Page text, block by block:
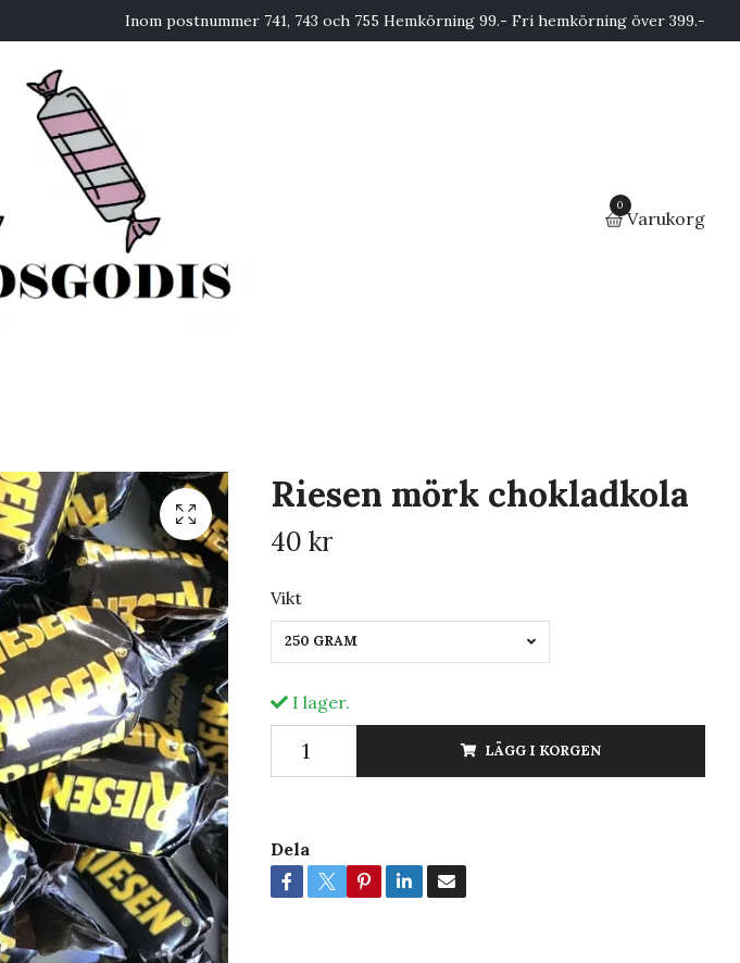
Inom postnummer 741, 743 och 755 Hemkörning 99.- Fri hemkörning över 399.-
0
Varukorg
Riesen mörk chokladkola
40 kr
Vikt
250 GRAM
I lager.
LÄGG I KORGEN
Dela